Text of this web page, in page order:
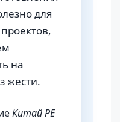
для
на
жести.
Китай PE